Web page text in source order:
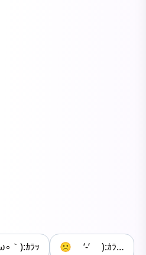
｀):ｶﾗｯ 🙁 ‘-‘ ):ｶﾗ…